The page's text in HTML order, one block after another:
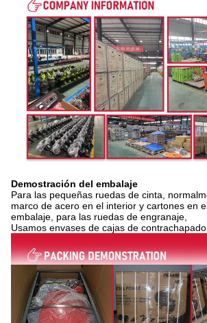
Demostración del embalaje
Para las pequeñas ruedas de cinta,
marco de acero en el interior y cartones en
embalaje, para las ruedas de engranaje,
Usamos envases de cajas de contrachapado.